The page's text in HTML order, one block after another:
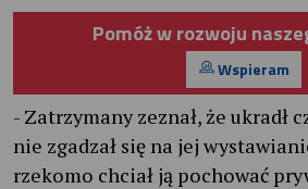
Pomóż w rozwoju
Wspieram
- Zatrzymany zeznał, że ukradł
nie zgadzał się na jej
rzekomo chciał ją pochować